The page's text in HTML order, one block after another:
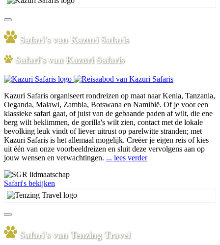
Safari's van Kazuri Safaris
Safari's van Kazuri Safaris
Kazuri Safaris organiseert rondreizen op maat naar Kenia, Tanzania,
Oeganda, Malawi, Zambia, Botswana en Namibië. Of je voor een
klassieke safari gaat, of juist van de gebaande paden af wilt, die ene
berg wilt beklimmen, de gorilla's wilt zien, contact met de lokale
bevolking leuk vindt of liever uitrust op parelwitte stranden; met
Kazuri Safaris is het allemaal mogelijk. Creëer je eigen reis of kies
uit één van onze voorbeeldreizen en sluit deze vervolgens aan op
jouw wensen en verwachtingen. ... lees verder
Safari's bekijken
Safari's van Tenzing Travel